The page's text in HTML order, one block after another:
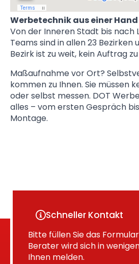
Werbetechnik aus einer
Von der Inneren Stadt bis nach
Teams sind in allen 23 Bezirken
Bezirk ist zu weit, kein Auftrag
Maßaufnahme vor Ort?
kommen zu Ihnen. Sie müssen
oder selbst messen. DOT
alles – vom ersten Gespräch
Montage.
Schneller Kontakt
Bitte füllen Sie das
Berater wird sich in
Ihnen melden.